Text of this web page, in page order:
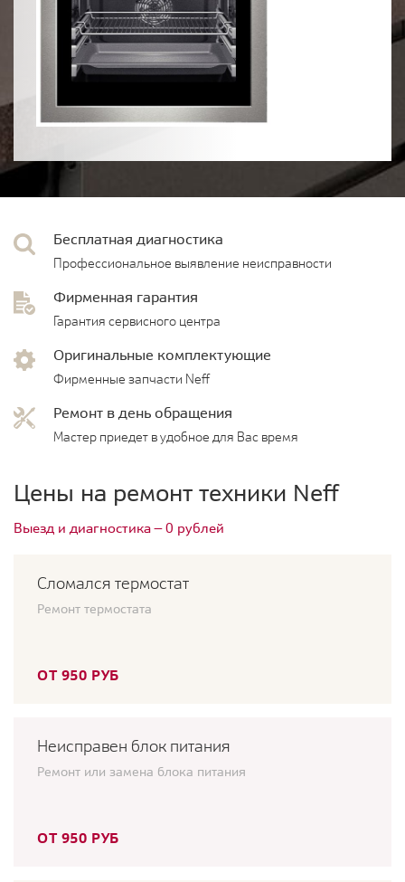
Бесплатная диагностика
Профессиональное выявление неисправности
Фирменная гарантия
Гарантия сервисного центра
Оригинальные комплектующие
Фирменные запчасти Neff
Ремонт в день обращения
Мастер приедет в удобное для Вас время
Цены на ремонт техники Neff
Выезд и диагностика — 0 рублей
Сломался термостат
Ремонт термостата
ОТ 950 РУБ
Неисправен блок питания
Ремонт или замена блока питания
ОТ 950 РУБ